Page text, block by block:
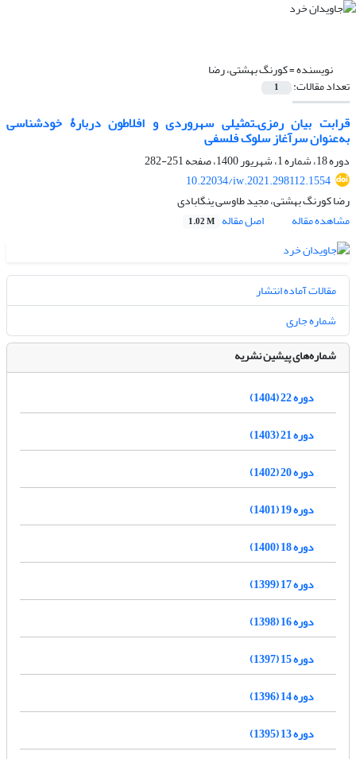
نویسنده =کورنگ بهشتی، رضا
تعداد مقالات: 1
قرابت بیان رمزی‌ـ‌تمثیلی سهروردی و افلاطون دربارۀ خودشناسی
به‌عنوان سرآغاز سلوک فلسفی
دوره 18، شماره 1، شهریور 1400، صفحه
251-282
10.22034/iw.2021.298112.1554
رضا کورنگ بهشتی، مجید طاوسی ینگابادی
مشاهده مقاله
اصل مقاله 1.02 M
مقالات آماده انتشار
شماره جاری
شماره‌های پیشین نشریه
دوره 22 (1404)
دوره 21 (1403)
دوره 20 (1402)
دوره 19 (1401)
دوره 18 (1400)
دوره 17 (1399)
دوره 16 (1398)
دوره 15 (1397)
دوره 14 (1396)
دوره 13 (1395)